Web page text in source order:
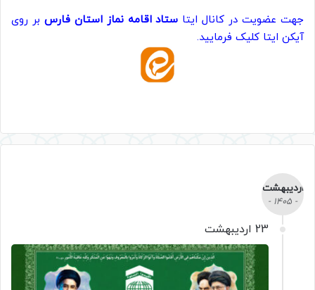
جهت عضویت در کانال ایتا ستاد اقامه نماز استان فارس بر روی
آیکن ایتا کلیک فرمایید.
اردیبهشت
- 1405 -
23 اردیبهشت